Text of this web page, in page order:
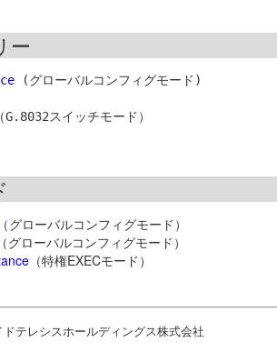
ー
(グローバルコンフィグモード)
（グローバルコンフィグモード）
（グローバルコンフィグモード）
（特権EXECモード）
テレシスホールディングス株式会社